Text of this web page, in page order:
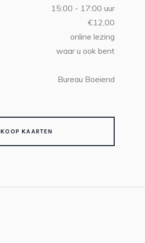
15:00 - 17:00 uur
€12,00
online lezing
waar u ook bent
Bureau Boeiend
KOOP KAARTEN